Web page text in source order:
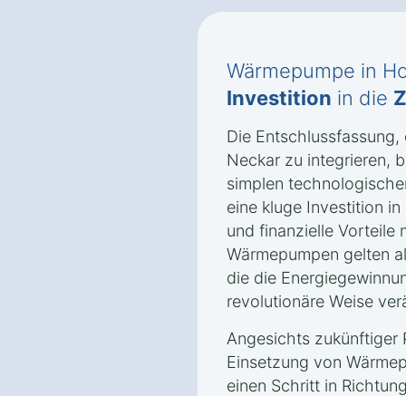
Wärmepumpe in
Investition in die
Die
Neckar zu integrieren,
simplen
eine kluge Investition
und finanzielle Vorteile
Wärmepumpen gelten
die die
revolutionäre Weise
Angesichts zukünftiger
Einsetzung von
einen Schritt in